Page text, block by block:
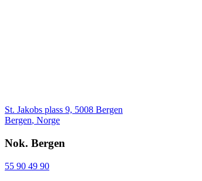
St. Jakobs plass 9, 5008 Bergen
Bergen, Norge
Nok. Bergen
55 90 49 90